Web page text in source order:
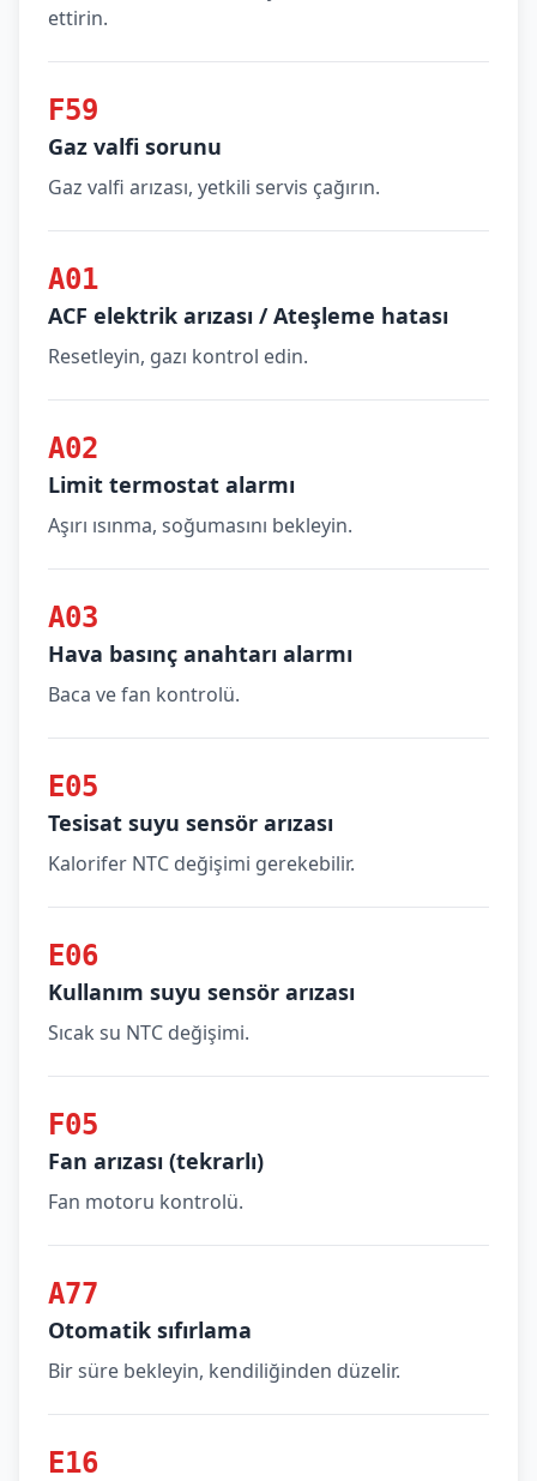
ettirin.
F59
Gaz valfi sorunu
Gaz valfi arızası, yetkili servis çağırın.
A01
ACF elektrik arızası / Ateşleme hatası
Resetleyin, gazı kontrol edin.
A02
Limit termostat alarmı
Aşırı ısınma, soğumasını bekleyin.
A03
Hava basınç anahtarı alarmı
Baca ve fan kontrolü.
E05
Tesisat suyu sensör arızası
Kalorifer NTC değişimi gerekebilir.
E06
Kullanım suyu sensör arızası
Sıcak su NTC değişimi.
F05
Fan arızası (tekrarlı)
Fan motoru kontrolü.
A77
Otomatik sıfırlama
Bir süre bekleyin, kendiliğinden düzelir.
E16